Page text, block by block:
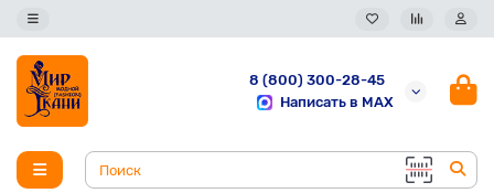
8 (800) 300-28-45
Написать в MAX